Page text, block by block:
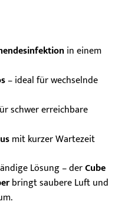
in einem
– ideal für wechselnde
schwer erreichbare
mit kurzer Wartezeit
Lösung – derCube
bringt saubere Luft und